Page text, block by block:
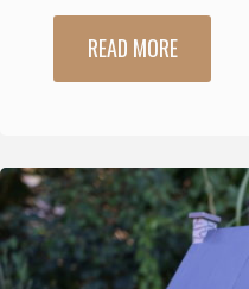
READ MORE"Marque-